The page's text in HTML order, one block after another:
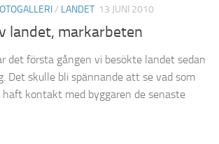
/ LANDET 13 JUNI 2010
landet, markarbeten
det första gången vi besökte landet sedan
Det skulle bli spännande att se vad som
haft kontakt med byggaren de senaste